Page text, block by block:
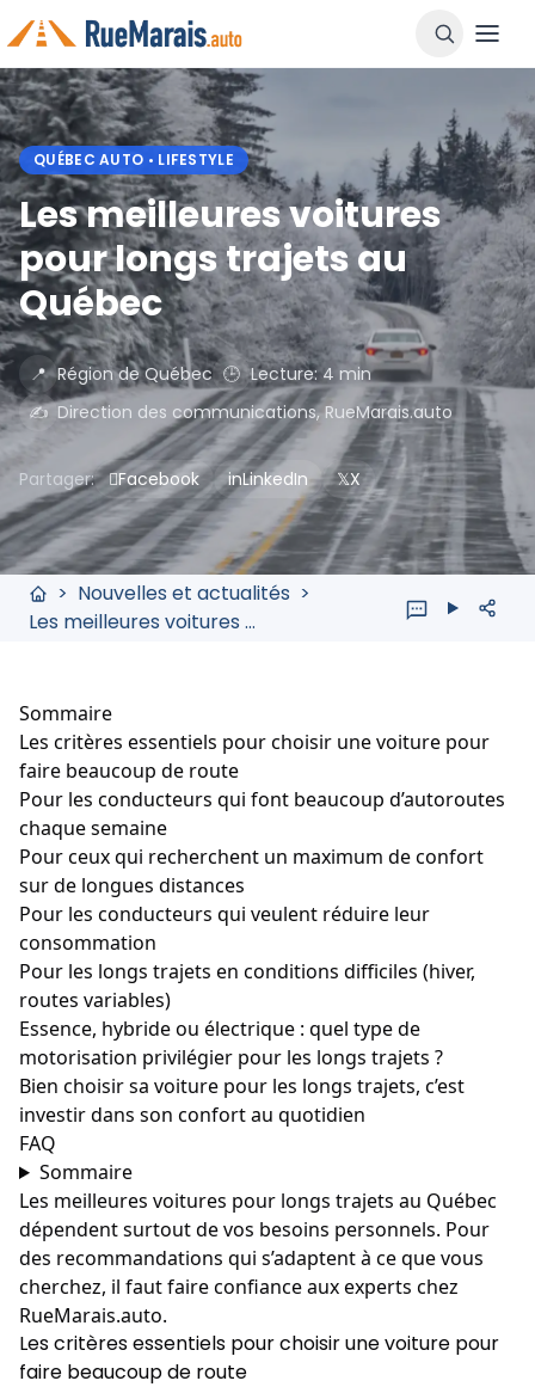
QUÉBEC AUTO • LIFESTYLE
Les meilleures voitures
pour longs trajets au
Québec
📍 Région de Québec 🕒 Lecture: 4 min
✍️ Direction des communications, RueMarais.auto
Partager: Facebook inLinkedIn 𝕏X
> Nouvelles et actualités >
Les meilleures voitures pour longs trajets au Québec
Sommaire
Les critères essentiels pour choisir une voiture pour
faire beaucoup de route
Pour les conducteurs qui font beaucoup d’autoroutes
chaque semaine
Pour ceux qui recherchent un maximum de confort
sur de longues distances
Pour les conducteurs qui veulent réduire leur
consommation
Pour les longs trajets en conditions difficiles (hiver,
routes variables)
Essence, hybride ou électrique : quel type de
motorisation privilégier pour les longs trajets ?
Bien choisir sa voiture pour les longs trajets, c’est
investir dans son confort au quotidien
FAQ
Sommaire
Les meilleures voitures pour longs trajets au Québec
dépendent surtout de vos besoins personnels. Pour
des recommandations qui s’adaptent à ce que vous
cherchez, il faut faire confiance aux experts chez
RueMarais.auto.
Les critères essentiels pour choisir une voiture pour
faire beaucoup de route